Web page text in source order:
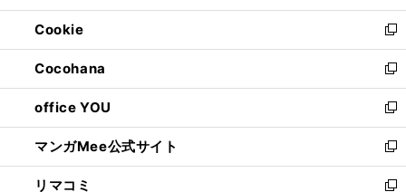
開
く
ウ
で
開
く
ン
ド
ウ
で
開
く
ウ
ィ
ン
ド
ウ
で
開
く
Cookie
新
し
い
ウ
ィ
ン
ド
ウ
で
Cocohana
新
し
い
ウ
ィ
ン
ド
office YOU
新
し
い
ウ
ィ
マンガMee公式サイト
新
し
い
リマコミ